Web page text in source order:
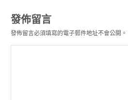
發佈留言
發佈留言必須填寫的電子郵件地址不會公開。